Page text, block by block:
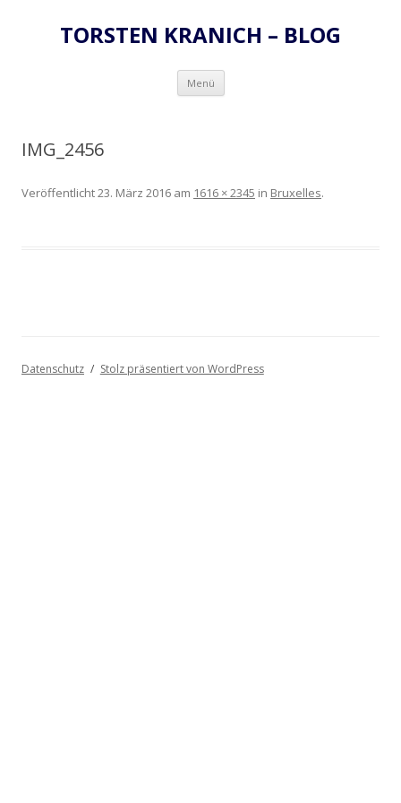
TORSTEN KRANICH – BLOG
Menü Zum
springen
IMG_2456
Veröffentlicht23. März 2016 am 1616 × 2345 in Bruxelles.
Datenschutz Stolz präsentiert von WordPress